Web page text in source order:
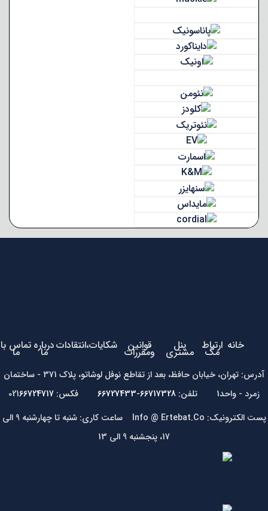
خانه ارتباط
مگ پنل
مشتری قوانین
ومقررات شکایات،انتقاداتدرباره
ما تماس با
ما
آدرس: تهران، خیابان حافظ، بعد از تقاطع نوفل لوشاتو، پلاک 371 - ساختمان
زمرد - واحد1 تلفن:
66717328-66727433 فکس: 021 66724717
پست الکترونیک: Info @ Ertebat.Co ساعت کاری: شنبه تا چهارشنبه 9 الی
17، پنجشنبه 9 الی 13